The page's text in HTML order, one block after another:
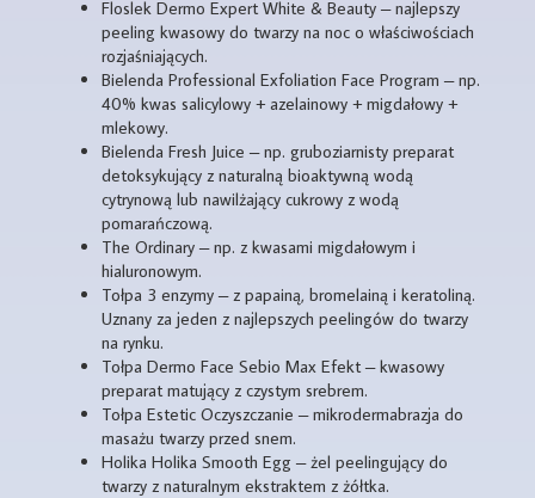
Floslek Dermo Expert White & Beauty – najlepszy
peeling kwasowy do twarzy na noc o właściwościach
rozjaśniających.
Bielenda Professional Exfoliation Face Program – np.
40% kwas salicylowy + azelainowy + migdałowy +
mlekowy.
Bielenda Fresh Juice – np. gruboziarnisty preparat
detoksykujący z naturalną bioaktywną wodą
cytrynową lub nawilżający cukrowy z wodą
pomarańczową.
The Ordinary – np. z kwasami migdałowym i
hialuronowym.
Tołpa 3 enzymy – z papainą, bromelainą i keratoliną.
Uznany za jeden z najlepszych peelingów do twarzy
na rynku.
Tołpa Dermo Face Sebio Max Efekt – kwasowy
preparat matujący z czystym srebrem.
Tołpa Estetic Oczyszczanie – mikrodermabrazja do
masażu twarzy przed snem.
Holika Holika Smooth Egg – żel peelingujący do
twarzy z naturalnym ekstraktem z żółtka.